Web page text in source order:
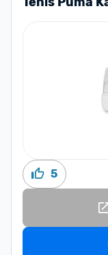
5